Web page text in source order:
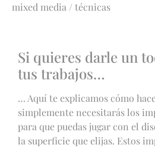
mixed media / técnicas
Si quieres darle un
tus trabajos…
… Aquí te explicamos cómo
simplemente necesitarás los
para que puedas jugar con el
la superficie que elijas. Estos